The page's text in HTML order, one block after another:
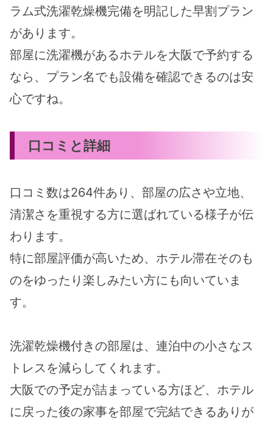
ラム式洗濯乾燥機完備を明記した早割プラン
があります。
部屋に洗濯機があるホテルを大阪で予約する
なら、プラン名でも設備を確認できるのは安
心ですね。
口コミと詳細
口コミ数は264件あり、部屋の広さや立地、
清潔さを重視する方に選ばれている様子が伝
わります。
特に部屋評価が高いため、ホテル滞在そのも
のをゆったり楽しみたい方にも向いていま
す。
洗濯乾燥機付きの部屋は、連泊中の小さなス
トレスを減らしてくれます。
大阪での予定が詰まっている方ほど、ホテル
に戻った後の家事を部屋で完結できるありが